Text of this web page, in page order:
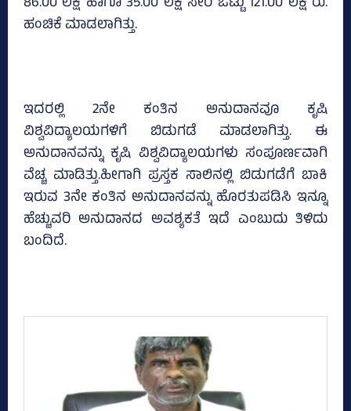
ಹಂಚಿಕೆ ಮಾಡಲಾಗಿತ್ತು.
ಇದರಲ್ಲಿ 2ನೇ ಕಂತಿನ ಅನುದಾನವೂ ಕೃಷಿ
ವಿಶ್ವವಿದ್ಯಾಲಯಗಳಿಗೆ ಬಿಡುಗಡೆ ಮಾಡಲಾಗಿತ್ತು. ಈ
ಅನುದಾನವನ್ನು ಕೃಷಿ ವಿಶ್ವವಿದ್ಯಾಲಯಗಳು ಸಂಪೂರ್ಣವಾಗಿ
ವೆಚ್ಚ ಮಾಡಿತ್ತು.ಹೀಗಾಗಿ ಪ್ರಸ್ತಕ ಸಾಲಿನಲ್ಲಿ ಬಿಡುಗಡೆಗೆ ಬಾಕಿ
ಇರುವ 3ನೇ ಕಂತಿನ ಅನುದಾನವನ್ನು ಹೊರತುಪಡಿಸಿ ಇನ್ನೂ
ಹೆಚ್ಚುವರಿ ಅನುದಾನದ ಅವಶ್ಯಕತೆ ಇದೆ ಎಂಬುದು ತಿಳಿದು
ಬಂದಿದೆ.